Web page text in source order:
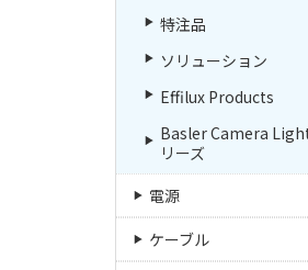
特注品
ソリューション
Effilux Products
Basler Camera
リーズ
電源
ケーブル